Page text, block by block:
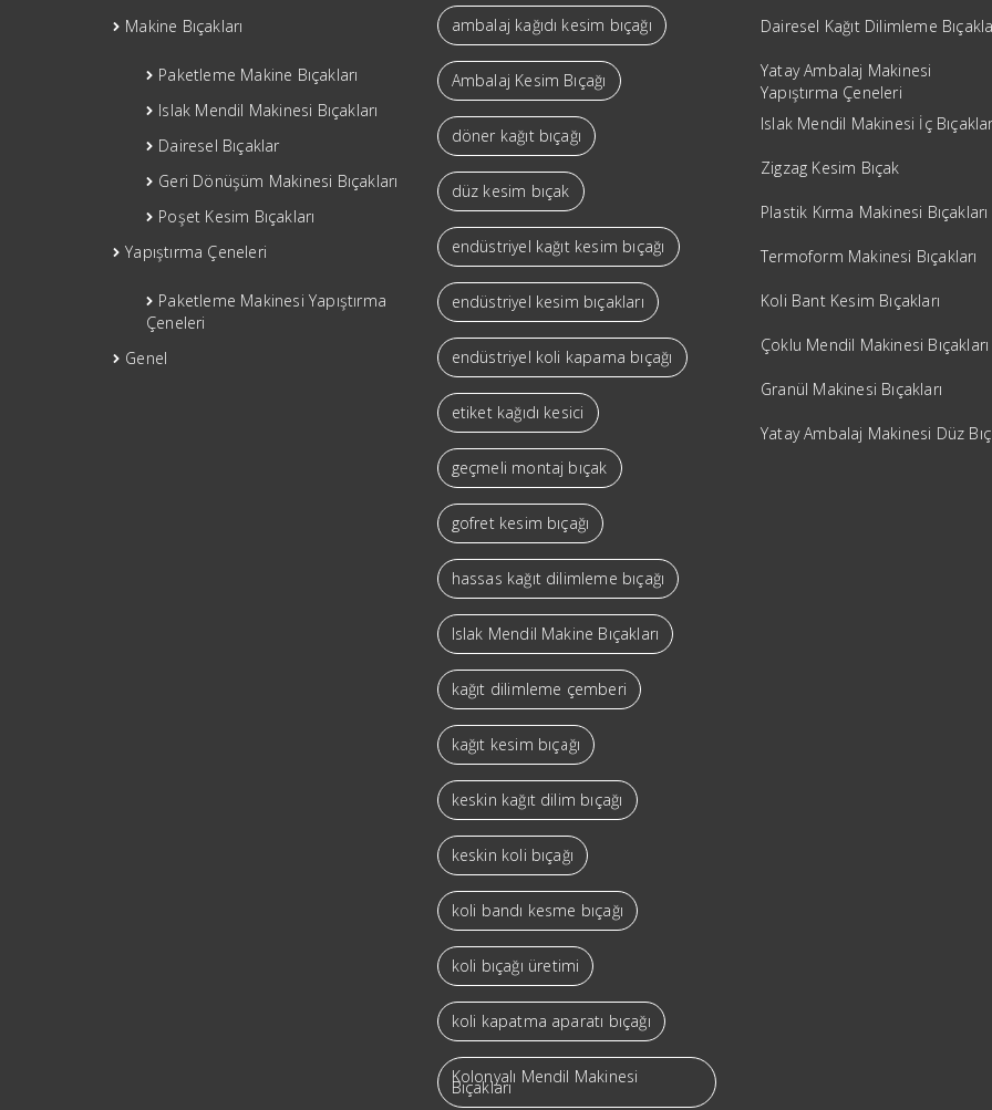
Makine Bıçakları
Paketleme Makine Bıçakları
Islak Mendil Makinesi Bıçakları
Dairesel Bıçaklar
Geri Dönüşüm Makinesi Bıçakları
Poşet Kesim Bıçakları
Yapıştırma Çeneleri
Paketleme Makinesi Yapıştırma
Çeneleri
Genel
ambalaj kağıdı kesim bıçağı
Ambalaj Kesim Bıçağı
döner kağıt bıçağı
düz kesim bıçak
endüstriyel kağıt kesim bıçağı
endüstriyel kesim bıçakları
endüstriyel koli kapama bıçağı
etiket kağıdı kesici
geçmeli montaj bıçak
gofret kesim bıçağı
hassas kağıt dilimleme bıçağı
Islak Mendil Makine Bıçakları
kağıt dilimleme çemberi
kağıt kesim bıçağı
keskin kağıt dilim bıçağı
keskin koli bıçağı
koli bandı kesme bıçağı
koli bıçağı üretimi
koli kapatma aparatı bıçağı
Kolonyalı Mendil Makinesi
Bıçakları
Dairesel Kağıt Dilimleme
Yatay Ambalaj Makinesi
Yapıştırma Çeneleri
Islak Mendil Makinesi İç
Zigzag Kesim Bıçak
Plastik Kırma Makinesi Bıçakları
Termoform Makinesi Bıçakları
Koli Bant Kesim Bıçakları
Çoklu Mendil Makinesi Bıçakları
Granül Makinesi Bıçakları
Yatay Ambalaj Makinesi Düz